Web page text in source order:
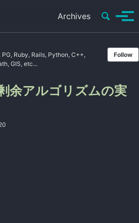
Archives Toggle
Ruby, Rails, Python, C++,
GIS, etc...
Follow
余アルゴリズムの実